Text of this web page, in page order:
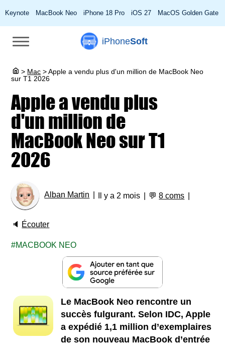
Keynote MacBook Neo iPhone 18 Pro iOS 27 MacOS Golden Gate
iPhoneSoft
> Mac >Apple a vendu plus d'un million de MacBook Neo
sur T1 2026
Apple a vendu plus
d'un million de
MacBook Neo sur T1
2026
Alban Martin Il y a 2 mois 💬8 coms
🔈 Écouter
MACBOOK NEO
Le MacBook Neo rencontre un
succès fulgurant. Selon IDC, Apple
a expédié 1,1 million d’exemplaires
de son nouveau MacBook d’entrée